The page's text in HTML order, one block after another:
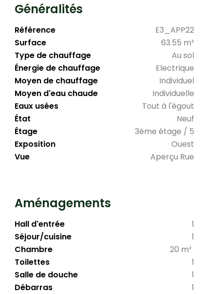
Généralités
Référence
E3_APP22
Surface
63.55 m²
Type de chauffage
Au sol
Énergie de chauffage
Electrique
Moyen de chauffage
Individuel
Moyen d'eau chaude
Individuelle
Eaux usées
Tout à l'égout
État
Neuf
Étage
3ème étage / 5
Exposition
Ouest
Vue
Aperçu Rue
Aménagements
1
Hall d'entrée
1
Séjour/cuisine
Chambre
20 m²
1
Toilettes
1
Salle de douche
1
Débarras